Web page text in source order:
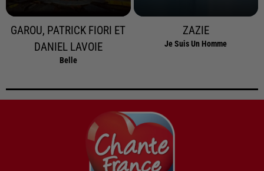
GAROU, PATRICK FIORI ET
DANIEL LAVOIE
Belle
ZAZIE
Je Suis Un Homme